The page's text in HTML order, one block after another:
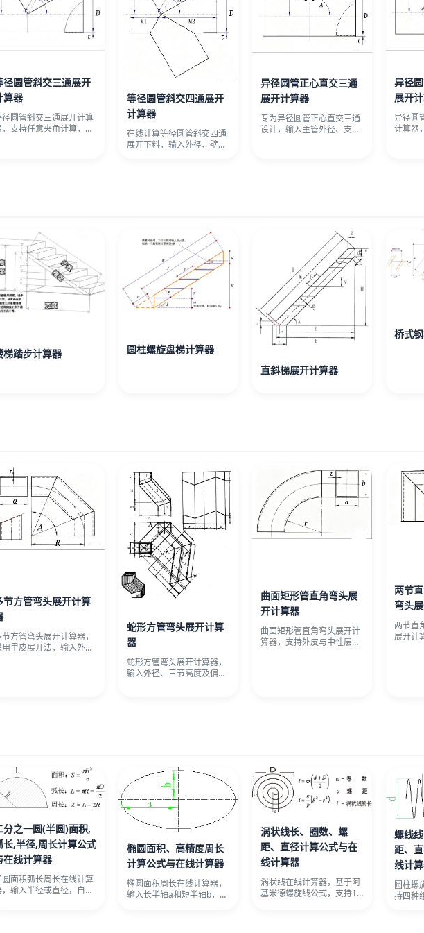
径圆管斜交三通展开
算器
径圆管斜交三通展开计算
，支持任意夹角计算，可
等径圆管斜交四通展开
计算器
在线计算等径圆管斜交四通
展开下料，输入外径、壁
异径圆管正心直交三通
展开计算器
专为异径圆管正心直交三通
设计，输入主管外径、支管
异径
展开
异径圆
计算器
梯踏步计算器
圆柱螺旋盘梯计算器
直斜梯展开计算器
桥式
节方管弯头展开计算
节方管弯头展开计算器，
用里皮展开法，输入外边
蛇形方管弯头展开计算
器
蛇形方管弯头展开计算器，
输入外径、三节高度及偏心
曲面矩形管直角弯头展
开计算器
曲面矩形管直角弯头展开计
算器，支持外皮与中性层两
两节
弯头
两节直
展开计
分之一圆(半圆)面积,
长,半径,周长计算公式
在线计算器
圆面积弧长周长在线计算
，输入半径或直径，自动
椭圆面积、高精度周长
计算公式与在线计算器
椭圆面积周长在线计算器，
输入长半轴a和短半轴b，自
涡状线长、圈数、螺
距、直径计算公式与在
线计算器
涡状线在线计算器，基于阿
基米德螺旋线公式，支持12
螺线
距、
线计
圆柱螺
持四种